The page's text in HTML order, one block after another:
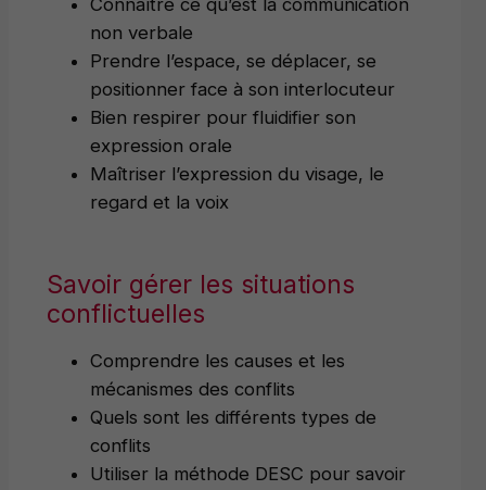
non verbale
Prendre l’espace, se déplacer, se
positionner face à son interlocuteur
Bien respirer pour fluidifier son
expression orale
Maîtriser l’expression du visage, le
regard et la voix
Savoir gérer les situations
conflictuelles
Comprendre les causes et les
mécanismes des conflits
Quels sont les différents types de
conflits
Utiliser la méthode DESC pour savoir